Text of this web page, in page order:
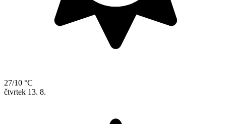
27/10 °C
čtvrtek 13. 8.